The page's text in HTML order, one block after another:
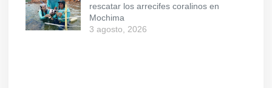
rescatar los arrecifes coralinos en
Mochima
3 agosto, 2026